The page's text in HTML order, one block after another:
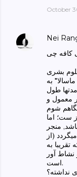
October
Nei
کافه چی
به
طول
معمول و
ست؛ اما
منجر
(از
به
آور
است.
نداشته؟